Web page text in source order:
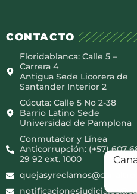
CONTACTO
Floridablanca: Calle 5 –
Carrera 4
Antigua Sede Licorera de
Santander Interior 2
Cúcuta: Calle 5 No 2-38
Barrio Latino Sede
Universidad de Pamplona
Conmutador y Línea
Anticorrupción: (+57) 607
29 92 ext. 1000